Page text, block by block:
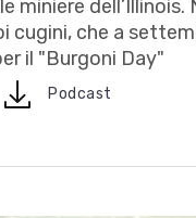
miniere dell’Illinois.
cugini, che a
il "Burgoni Day"
downloadPodcast